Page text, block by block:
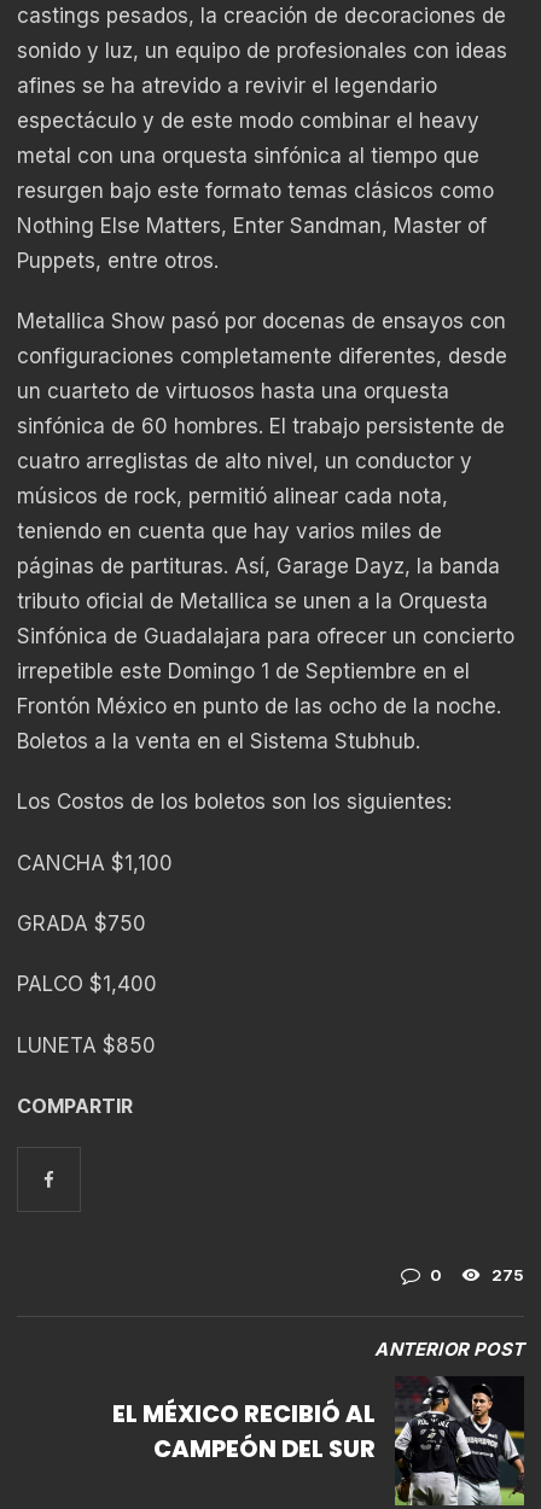
castings pesados, la creación de decoraciones de
sonido y luz, un equipo de profesionales con ideas
afines se ha atrevido a revivir el legendario
espectáculo y de este modo combinar el heavy
metal con una orquesta sinfónica al tiempo que
resurgen bajo este formato temas clásicos como
Nothing Else Matters, Enter Sandman, Master of
Puppets, entre otros.
Metallica Show pasó por docenas de ensayos con
configuraciones completamente diferentes, desde
un cuarteto de virtuosos hasta una orquesta
sinfónica de 60 hombres. El trabajo persistente de
cuatro arreglistas de alto nivel, un conductor y
músicos de rock, permitió alinear cada nota,
teniendo en cuenta que hay varios miles de
páginas de partituras. Así, Garage Dayz, la banda
tributo oficial de Metallica se unen a la Orquesta
Sinfónica de Guadalajara para ofrecer un concierto
irrepetible este Domingo 1 de Septiembre en el
Frontón México en punto de las ocho de la noche.
Boletos a la venta en el Sistema Stubhub.
Los Costos de los boletos son los siguientes:
CANCHA $1,100
GRADA $750
PALCO $1,400
LUNETA $850
COMPARTIR
0 275
ANTERIOR POST
EL MÉXICO RECIBIÓ AL
CAMPEÓN DEL SUR